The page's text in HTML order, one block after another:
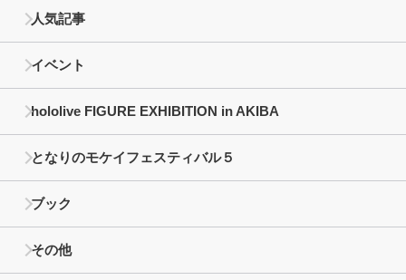
人気記事
イベント
hololive FIGURE EXHIBITION in AKIBA
となりのモケイフェスティバル５
ブック
その他